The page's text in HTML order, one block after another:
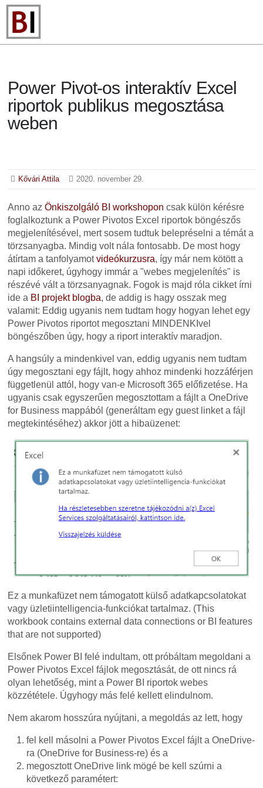
Power Pivot-os interaktív Excel
riportok publikus megosztása
weben
Kővári Attila 2020. november 29.
Anno azÖnkiszolgáló BI workshopon csak külön kérésre
foglalkoztunk a Power Pivotos Excel riportok böngészős
megjelenítésével, mert sosem tudtuk belepréselni a témát a
törzsanyagba. Mindig volt nála fontosabb. De most hogy
átírtam a tanfolyamotvideókurzusra, így már nem kötött a
napi időkeret, úgyhogy immár a "webes megjelenítés" is
részévé vált a törzsanyagnak. Fogok is majd róla cikket írni
ide a BI projekt blogba, de addig is hagy osszak meg
valamit: Eddig ugyanis nem tudtam hogy hogyan lehet egy
Power Pivotos riportot megosztani MINDENKIvel
böngészőben úgy, hogy a riport interaktív maradjon.
A hangsúly a mindenkivel van, eddig ugyanis nem tudtam
úgy megosztani egy fájlt, hogy ahhoz mindenki hozzáférjen
függetlenül attól, hogy van-e Microsoft 365 előfizetése. Ha
ugyanis csak egyszerűen megosztottam a fájlt a OneDrive
for Business mappából (generáltam egy guest linket a fájl
megtekintéséhez) akkor jött a hibaüzenet:
Ez a munkafüzet nem támogatott külső adatkapcsolatokat
vagy üzletiintelligencia-funkciókat tartalmaz. (This
workbook contains external data connections or BI features
that are not supported)
Elsőnek Power BI felé indultam, ott próbáltam megoldani a
Power Pivotos Excel fájlok megosztását, de ott nincs rá
olyan lehetőség, mint a Power BI riportok webes
közzététele. Úgyhogy más felé kellett elindulnom.
Nem akarom hosszúra nyújtani, a megoldás az lett, hogy
fel kell másolni a Power Pivotos Excel fájlt a OneDrive-
ra (OneDrive for Business-re) és a
megosztott OneDrive link mögé be kell szúrni a
következő paramétert: